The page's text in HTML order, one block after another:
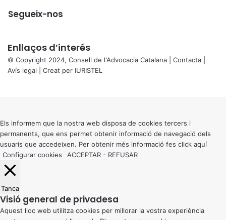
Segueix-nos
Enllaços d’interés
© Copyright 2024, Consell de l'Advocacia Catalana | Contacta
Avís legal | Creat per IURISTEL
button
Els informem que la nostra web disposa de cookies tercers i
permanents, que ens permet obtenir informació de navegació dels
usuaris que accedeixen. Per obtenir més informació fes click aquí
Configurar cookies
ACCEPTAR - REFUSAR
Tanca
Visió general de privadesa
Aquest lloc web utilitza cookies per millorar la vostra experiència